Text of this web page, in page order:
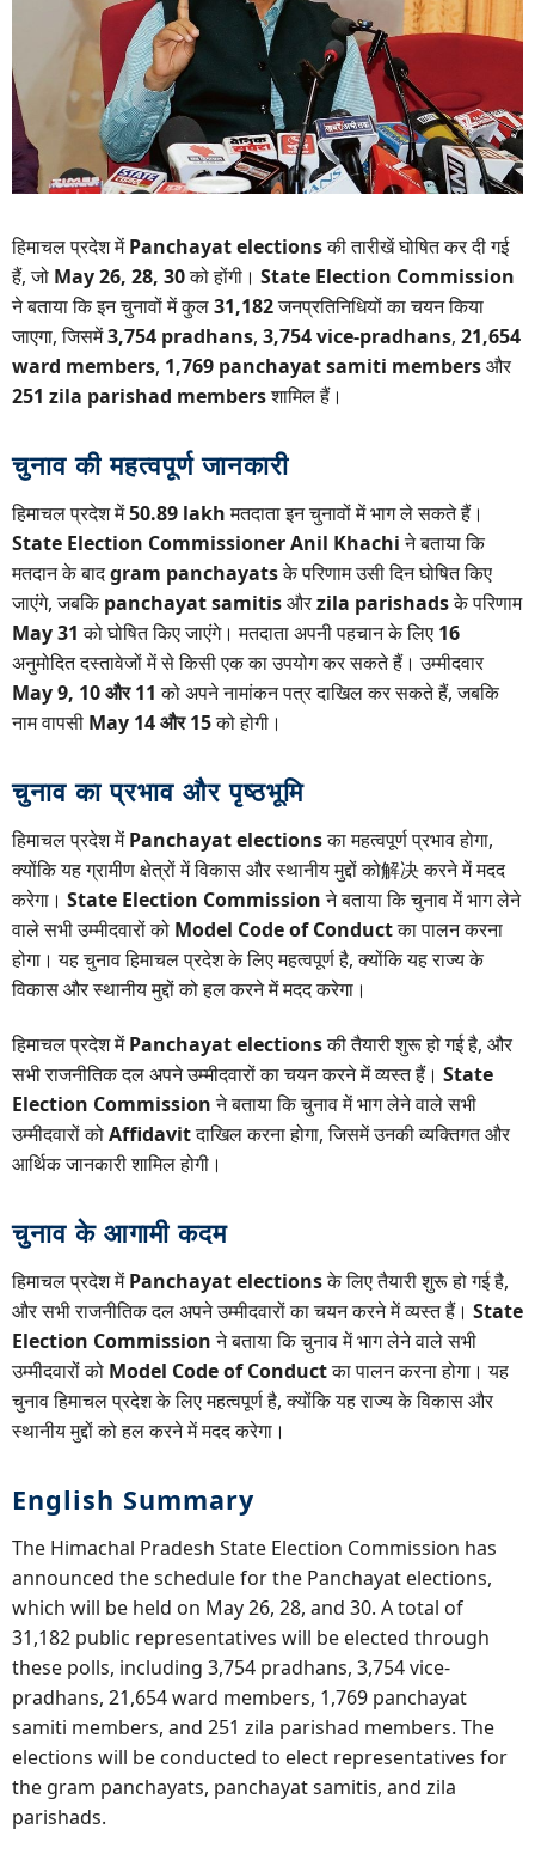
हिमाचल प्रदेश मेंPanchayat electionsकी तारीखें घोषित कर दी गई
हैं, जो May 26, 28, 30को होंगी। State Election Commission
ने बताया कि इन चुनावों में कुल31,182जनप्रतिनिधियों का चयन किया
जाएगा, जिसमें3,754 pradhans, 3,754 vice-pradhans, 21,654
ward members, 1,769 panchayat samiti membersऔर
251 zila parishad membersशामिल हैं।
चुनाव की महत्वपूर्ण जानकारी
हिमाचल प्रदेश में50.89 lakhमतदाता इन चुनावों में भाग ले सकते हैं।
State Election Commissioner Anil Khachiने बताया कि
मतदान के बादgram panchayatsके परिणाम उसी दिन घोषित किए
जाएंगे, जबकिpanchayat samitisऔरzila parishadsके परिणाम
May 31 को घोषित किए जाएंगे। मतदाता अपनी पहचान के लिए 16
अनुमोदित दस्तावेजों में से किसी एक का उपयोग कर सकते हैं। उम्मीदवार
May 9, 10 और 11 को अपने नामांकन पत्र दाखिल कर सकते हैं, जबकि
नाम वापसी May 14 और 15को होगी।
चुनाव का प्रभाव और पृष्ठभूमि
हिमाचल प्रदेश मेंPanchayat electionsका महत्वपूर्ण प्रभाव होगा,
क्योंकि यह ग्रामीण क्षेत्रों में विकास और स्थानीय मुद्दों को解决 करने में मदद
करेगा। State Election Commissionने बताया कि चुनाव में भाग लेने
वाले सभी उम्मीदवारों को Model Code of Conductका पालन करना
होगा। यह चुनाव हिमाचल प्रदेश के लिए महत्वपूर्ण है, क्योंकि यह राज्य के
विकास और स्थानीय मुद्दों को हल करने में मदद करेगा।
हिमाचल प्रदेश मेंPanchayat electionsकी तैयारी शुरू हो गई है, और
सभी राजनीतिक दल अपने उम्मीदवारों का चयन करने में व्यस्त हैं। State
Election Commissionने बताया कि चुनाव में भाग लेने वाले सभी
उम्मीदवारों कोAffidavitदाखिल करना होगा, जिसमें उनकी व्यक्तिगत और
आर्थिक जानकारी शामिल होगी।
चुनाव के आगामी कदम
हिमाचल प्रदेश मेंPanchayat electionsके लिए तैयारी शुरू हो गई है,
और सभी राजनीतिक दल अपने उम्मीदवारों का चयन करने में व्यस्त हैं। State
Election Commissionने बताया कि चुनाव में भाग लेने वाले सभी
उम्मीदवारों को Model Code of Conductका पालन करना होगा। यह
चुनाव हिमाचल प्रदेश के लिए महत्वपूर्ण है, क्योंकि यह राज्य के विकास और
स्थानीय मुद्दों को हल करने में मदद करेगा।
English Summary
The Himachal Pradesh State Election Commission has
announced the schedule for the Panchayat elections,
which will be held on May 26, 28, and 30. A total of
31,182 public representatives will be elected through
these polls, including 3,754 pradhans, 3,754 vice-
pradhans, 21,654 ward members, 1,769 panchayat
samiti members, and 251 zila parishad members. The
elections will be conducted to elect representatives for
the gram panchayats, panchayat samitis, and zila
parishads.